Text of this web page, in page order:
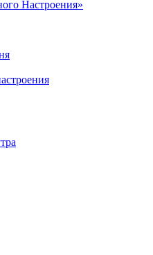
Настроения»